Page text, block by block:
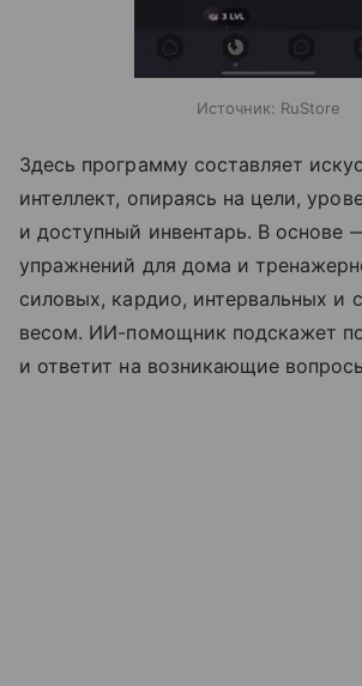
Источник: RuStore
Здесь программу составляет
интеллект, опираясь на цели,
и доступный инвентарь. В основе
упражнений для дома и
силовых, кардио, интервальных и
весом. ИИ-помощник подскажет
и ответит на возникающие